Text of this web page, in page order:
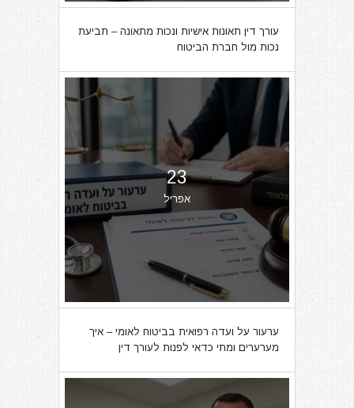
עורך דין תאונות אישיות ונכות מתאונה – תביעת
נכות מול חברת הביטוח
23
אפריל
ערעור על ועדה רפואית בביטוח לאומי – איך
מערערים ומתי כדאי לפנות לעורך דין